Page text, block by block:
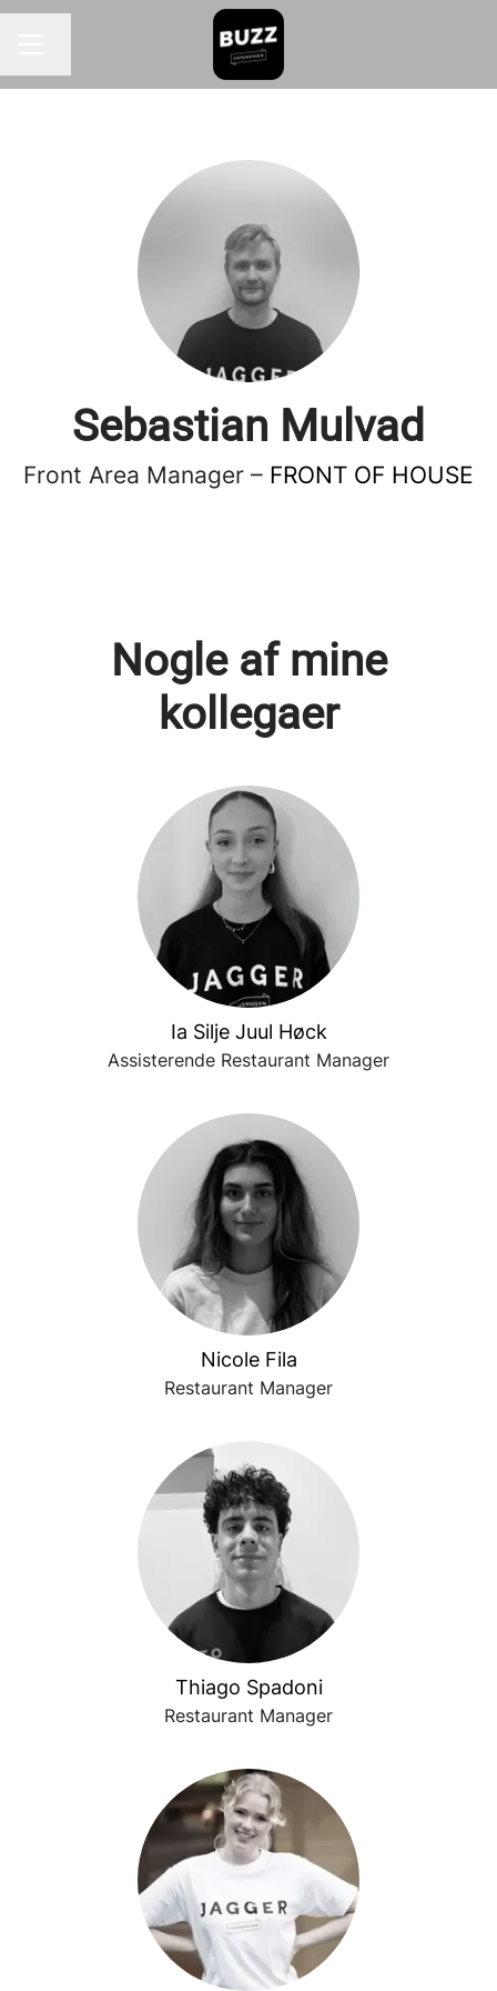
Sebastian Mulvad
Front Area Manager – FRONT OF HOUSE
Nogle af mine
kollegaer
Ia Silje Juul Høck
Assisterende Restaurant Manager
Nicole Fila
Restaurant Manager
Thiago Spadoni
Restaurant Manager